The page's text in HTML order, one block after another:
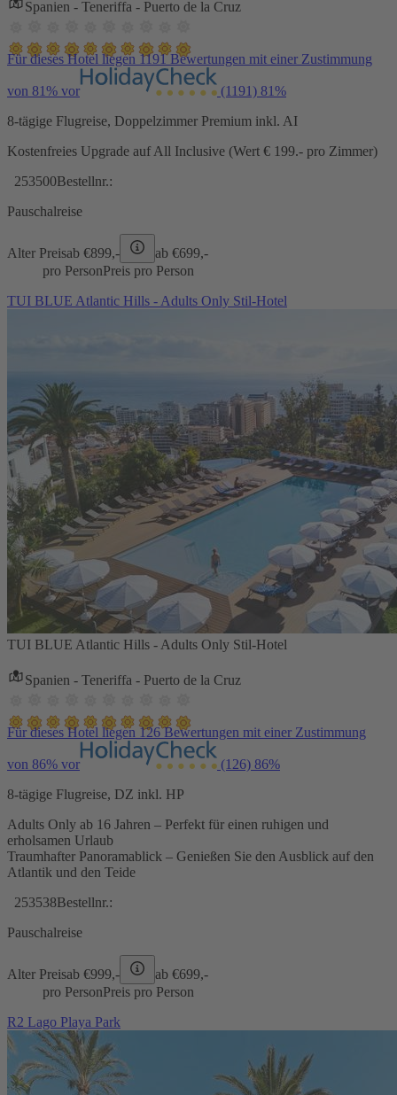
Spanien - Teneriffa - Puerto de la Cruz
Für dieses Hotel liegen 1191 Bewertungen mit einer Zustimmung
von 81% vor (1191) 81%
8-tägige Flugreise, Doppelzimmer Premium inkl. AI
Kostenfreies Upgrade auf All Inclusive (Wert € 199.- pro Zimmer)
253500Bestellnr.:
Pauschalreise
Alter Preisab €899,- ab €699,-
pro PersonPreis pro Person
TUI BLUE Atlantic Hills - Adults Only Stil-Hotel
TUI BLUE Atlantic Hills - Adults Only Stil-Hotel
Spanien - Teneriffa - Puerto de la Cruz
Für dieses Hotel liegen 126 Bewertungen mit einer Zustimmung
von 86% vor (126) 86%
8-tägige Flugreise, DZ inkl. HP
Adults Only ab 16 Jahren – Perfekt für einen ruhigen und
erholsamen Urlaub
Traumhafter Panoramablick – Genießen Sie den Ausblick auf den
Atlantik und den Teide
253538Bestellnr.:
Pauschalreise
Alter Preisab €999,- ab €699,-
pro PersonPreis pro Person
R2 Lago Playa Park